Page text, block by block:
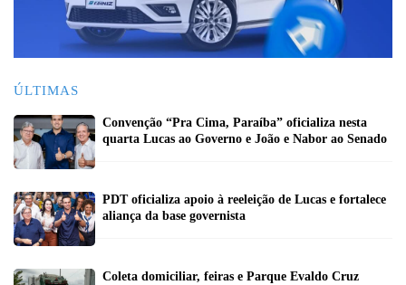
ÚLTIMAS
Convenção “Pra Cima, Paraíba” oficializa nesta
quarta Lucas ao Governo e João e Nabor ao Senado
PDT oficializa apoio à reeleição de Lucas e fortalece
aliança da base governista
Coleta domiciliar, feiras e Parque Evaldo Cruz